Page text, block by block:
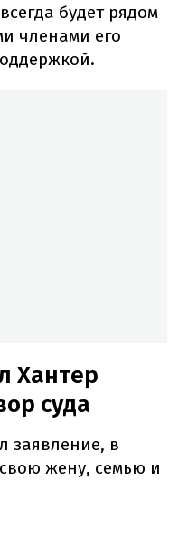
будет рядом
членами его
Хантер
суда
заявление, в
жену, семью и